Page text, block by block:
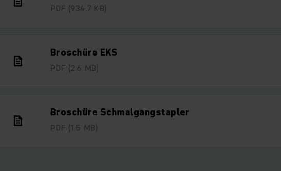
PDF (934.7 KB)
Broschüre EKS
PDF (2.6 MB)
Broschüre Schmalgangstapler
PDF (1.5 MB)